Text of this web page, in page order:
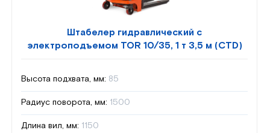
Штабелер гидравлический с
электроподъемом TOR 10/35, 1 т 3,5 м (CTD)
Высота подхвата, мм: 85
Радиус поворота, мм: 1500
Длина вил, мм: 1150